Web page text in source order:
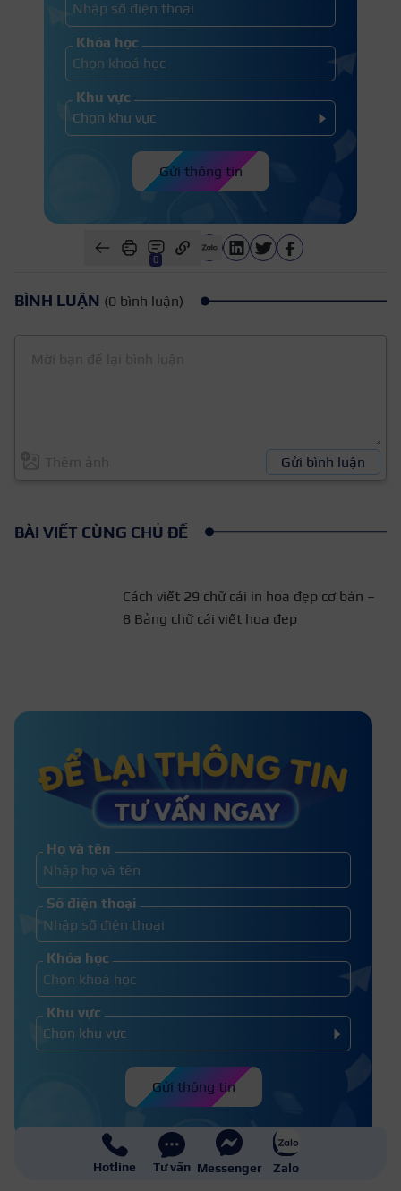
Khóa học
Khu vực
Gửi thông tin
0
BÌNH LUẬN (0 bình luận)
Gửi bình luận
BÀI VIẾT CÙNG CHỦ ĐỀ
đẹp cơ bản – 8 Bảng chữ cái
Những cách viết chữ, trang trí đơn
giản tiêu đề đẹp ấn tượng nhất
Họ và tên
Số điện thoại
Khóa học
Khu vực
Gửi thông tin
Hotline Tư vấn Messenger Zalo